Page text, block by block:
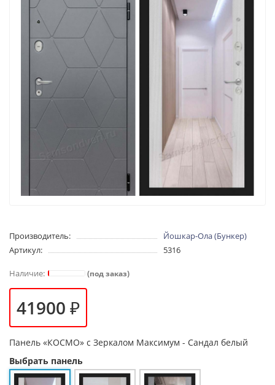
Производитель:
Йошкар-Ола (Бункер)
Артикул:
5316
(под заказ)
41900 ₽
Панель «КОСМО» с Зеркалом Максимум - Сандал белый
Выбрать панель